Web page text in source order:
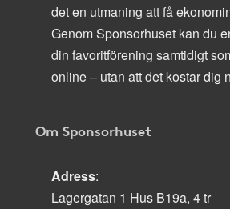
det en utmaning att få
Genom Sponsorhuset kan du
din favoritförening samtidigt
online – utan att det kostar dig
Om Sponsorhuset
Adress:
Lagergatan 1 Hus B19a, 4 tr